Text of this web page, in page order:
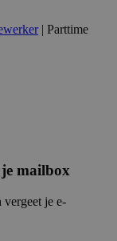
| Parttime
mailbox
je e-